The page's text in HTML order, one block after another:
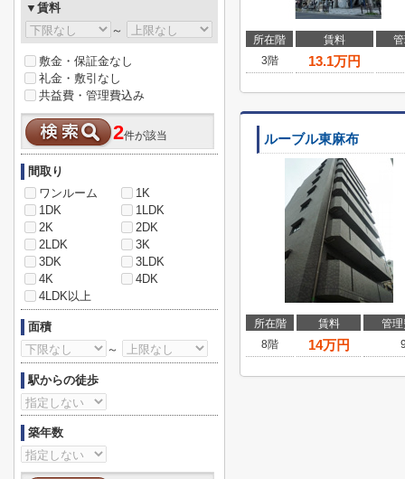
所在階 賃料
3階
13.1万円
ルーブル東麻布
所在階 賃料
管
8階
14万円
▼賃料
～
敷金・保証金なし
礼金・敷引なし
共益費・管理費込み
2件が該当
間取り
ワンルーム
1K
1DK
1LDK
2K
2DK
2LDK
3K
3DK
3LDK
4K
4DK
4LDK以上
面積
～
駅からの徒歩
築年数